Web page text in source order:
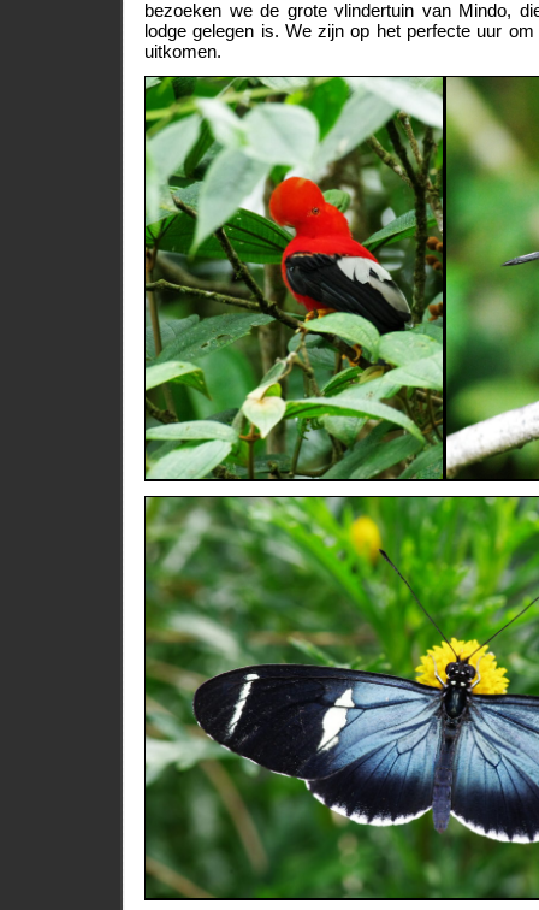
bezoeken we de grote vlindertuin van Mindo,
lodge gelegen is. We zijn op het perfecte uur
uitkomen.